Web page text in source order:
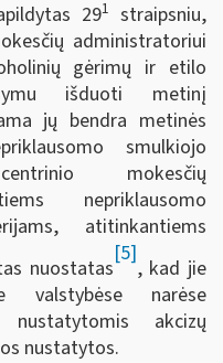
291 straipsniu,
administratoriui
gėrimų ir etilo
išduoti metinį
jų bendra metinės
smulkiojo
mokesčių
nepriklausomo
atitinkantiems
nuostatas
[5]
, kad jie
valstybėse narėse
nustatytomis akcizų
nustatytos.